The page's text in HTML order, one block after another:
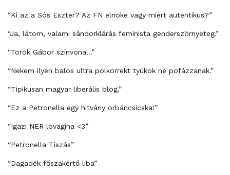
“Ki az a Sós Eszter? Az FN elnöke vagy miért autentikus?”
“Ja, látom, valami sándorklárás feminista genderszörnyeteg.”
“Török Gábor színvonal..”
“Nekem ilyen balos ultra polkorrekt tyúkok ne pofázzanak.”
“Tipikusan magyar liberális blog.”
“Ez a Petronella egy hitvány orbáncsicska!”
“Igazi NER lovagina <3”
“Petronella Tiszás”
“Dagadék főszakértő liba”